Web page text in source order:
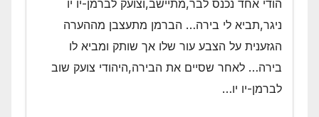
הודי אחד נכנס לבר,מתיישב,וצועק לברמן-יו יו
ניגר,תביא לי בירה… הברמן מתעצבן מההערה
הגזענית על הצבע עור שלו אך שותק ומביא לו
בירה… לאחר שסיים את הבירה,היהודי צועק שוב
לברמן-יו יו…